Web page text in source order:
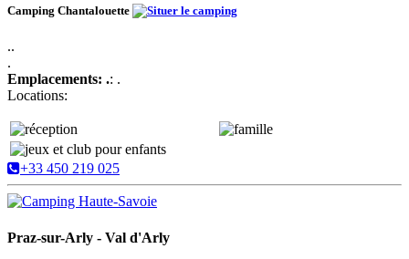
Camping Chantalouette
..
.
Emplacements: .: .
Locations:
+33 450 219 025
Praz-sur-Arly - Val d'Arly